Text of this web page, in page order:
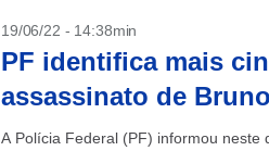
19/06/22 - 14:38min
PF identifica mais
assassinato de
A Polícia Federal (PF) informou neste